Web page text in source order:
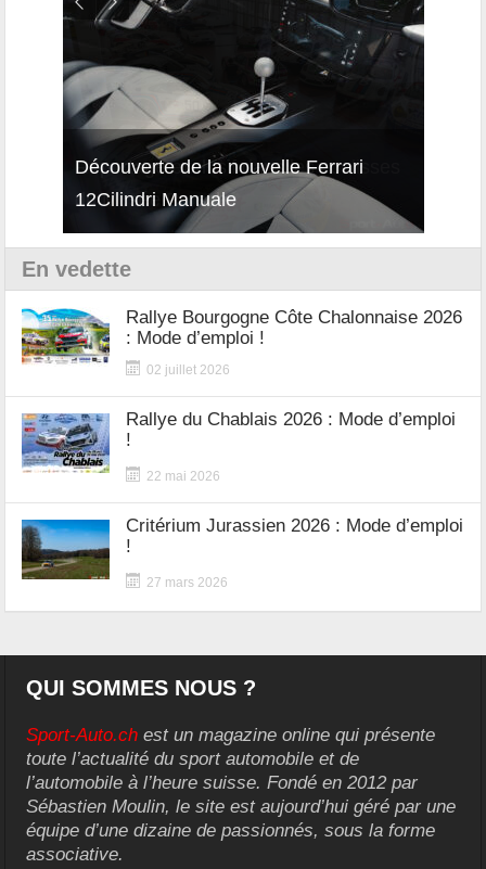
Découverte de la nouvelle Ferrari
12Cilindri Manuale
En vedette
Rallye Bourgogne Côte Chalonnaise 2026
: Mode d’emploi !
02 juillet 2026
Rallye du Chablais 2026 : Mode d’emploi
!
22 mai 2026
Critérium Jurassien 2026 : Mode d’emploi
!
27 mars 2026
QUI SOMMES NOUS ?
Sport-Auto.ch est un magazine online qui présente
toute l’actualité du sport automobile et de
l’automobile à l’heure suisse. Fondé en 2012 par
Sébastien Moulin, le site est aujourd’hui géré par une
équipe d’une dizaine de passionnés, sous la forme
associative.